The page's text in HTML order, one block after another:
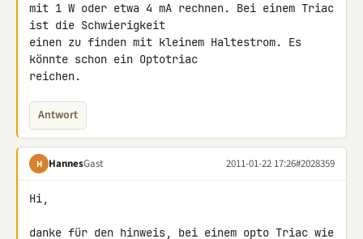
mit 1 W oder etwa 4 mA rechnen. Bei einem Triac
ist die Schwierigkeit
einen zu finden mit kleinem Haltestrom. Es
könnte schon ein Optotriac
reichen.
Antwort
H HannesGast 2011-01-22 17:26#2028359
Hi,
danke für den hinweis, bei einem opto Triac wie